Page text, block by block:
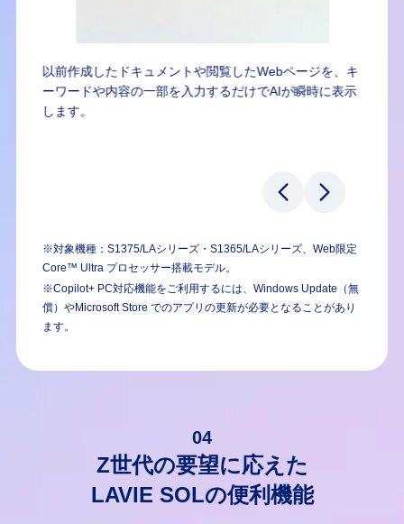
以前作成したドキュメントや閲覧したWebページを、キ
ーワードや内容の一部を入力するだけでAIが瞬時に表示
します。
※対象機種：S1375/LAシリーズ・S1365/LAシリーズ、Web限定
Core™ Ultra プロセッサー搭載モデル。
※Copilot+ PC対応機能をご利用するには、Windows Update（無
償）やMicrosoft Store でのアプリの更新が必要となることがあり
ます。
04
Z世代の要望に応えた
LAVIE SOLの便利機能